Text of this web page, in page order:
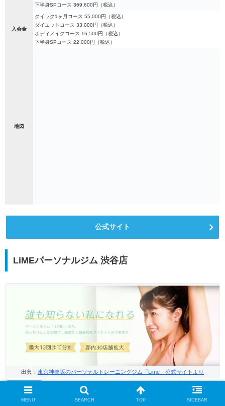
下半身SPコース 369,600円（税込）
入会金
クイック1ヶ月コース 55,000円（税込）
ダイエットコース 33,000円（税込）
ボディメイクコース 16,500円（税込）
下半身SPコース 22,000円（税込）
地図
公式サイト
LiMEパーソナルジム 渋谷店
出典： 東京神楽坂のパーソナルトレーニングジム「Lime」公式サイトより
MENU SEARCH TOP SIDEBAR